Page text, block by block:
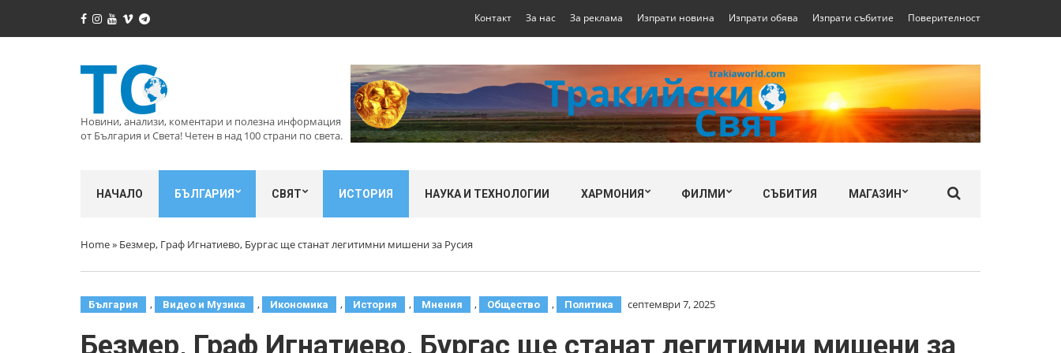
Контакт За нас За реклама Изпрати новина Изпрати обява Изпрати събитие Поверителност
Новини, анализи, коментари и полезна информация
от България и Света! Четен в над 100 страни по света.
НАЧАЛО БЪЛГАРИЯ СВЯТ ИСТОРИЯ НАУКА И ТЕХНОЛОГИИ ХАРМОНИЯ ФИЛМИ СЪБИТИЯ МАГАЗИН
Home» Безмер, Граф Игнатиево, Бургас ще станат легитимни мишени за Русия
България , Видео и Музика , Икономика , История , Мнения , Общество , Политика септември 7, 2025
Безмер, Граф Игнатиево, Бургас ще станат легитимни мишени за